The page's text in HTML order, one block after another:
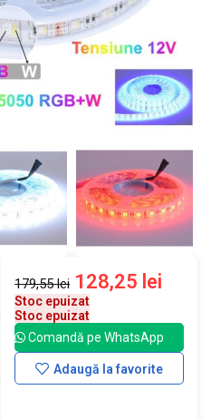
179,55lei 128,25 lei
Stoc epuizat
Stoc epuizat
Comandă pe WhatsApp
Adaugă la favorite